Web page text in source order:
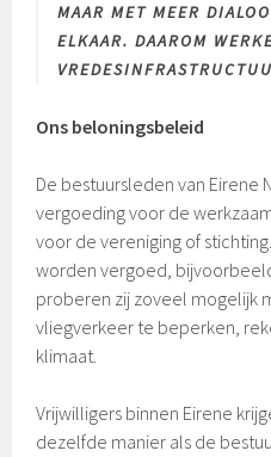
MAAR MET MEER
ELKAAR. DAAROM
Ons beloningsbeleid
De bestuursleden van Eirene
vergoeding voor de
voor de vereniging of
worden vergoed,
proberen zij zoveel mogelijk
vliegverkeer te beperken,
klimaat.
Vrijwilligers binnen Eirene
dezelfde manier als de